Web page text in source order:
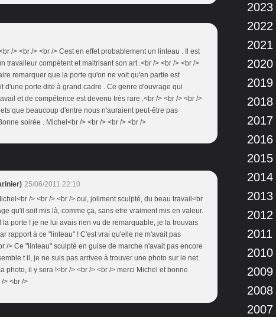
/> <br /> <br /> Cest en effet probablement un linteau . Il est
travaileur compétent et maitrisant son art .<br /> <br /> <br />
remarquer que la porte qu'on ne voit qu'en partie est
d'une porte dite à grand cadre . Ce genre d'ouvrage qui
et de compétence est devenu très rare .<br /> <br /> <br />
que beaucoup d'entre nous n'auraient peut-être pas
soirée . Michel<br /> <br /> <br /> <br />
25/06/2011 22:10
/> <br /> <br /> oui, joliment sculpté, du beau travail<br
qu'il soit mis là, comme ça, sans etre vraiment mis en valeur.
la porte ! je ne lui avais rien vu de remarquable, je la trouvais
rapport à ce "linteau" ! C'est vrai qu'elle ne m'avait pas
/> Ce "linteau" sculpté en guise de marche n'avait pas encore
t il, je ne suis pas arrivee à trouver une photo sur le net.
photo, il y sera !<br /> <br /> <br /> merci Michel et bonne
> <br />
2023
2022
2021
2020
2019
2018
2017
2016
2015
2014
2013
2012
2011
2010
2009
2008
2007